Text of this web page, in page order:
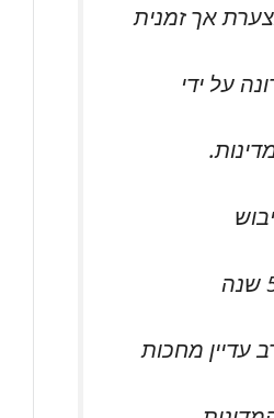
אך זמנית
על ידי
עדיין מחכות